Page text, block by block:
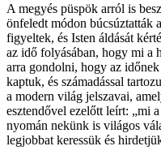
A megyés püspök arról is
önfeledt módon búcsúztatták
figyeltek, és Isten áldását
az idő folyásában, hogy mi a
arra gondolni, hogy az
kaptuk, és számadással
a modern világ jelszavai,
esztendővel ezelőtt leírt: „mi
nyomán nekünk is világos
legjobbat keressük és